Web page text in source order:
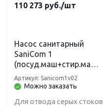
110 273 руб./шт
Насос санитарный
SaniCom 1
(посуд.маш+стир.маш+
раковина+душ+ванна+
кухня) H-11 м, L-80 м
Можно заказать
Артикул: Sanicom1v02
Для отвода серых стоков